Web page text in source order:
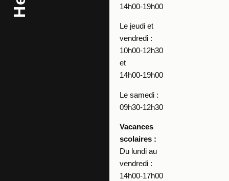
14h00-19h00
Le jeudi et
vendredi :
10h00-12h30
et
14h00-19h00
Le samedi :
09h30-12h30
Vacances
scolaires :
Du lundi au
vendredi :
14h00-17h00